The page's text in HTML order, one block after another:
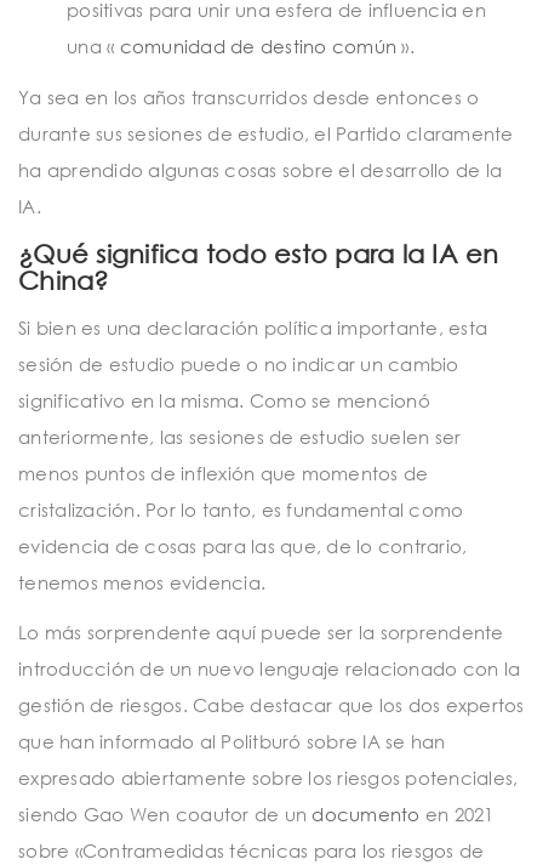
positivas para unir una esfera de influencia en
una « comunidad de destino común».
Ya sea en los años transcurridos desde entonces o
durante sus sesiones de estudio, el Partido claramente
ha aprendido algunas cosas sobre el desarrollo de la
IA.
¿Qué significa todo esto para la IA en
China?
Si bien es una declaración política importante, esta
sesión de estudio puede o no indicar un cambio
significativo en la misma. Como se mencionó
anteriormente, las sesiones de estudio suelen ser
menos puntos de inflexión que momentos de
cristalización. Por lo tanto, es fundamental como
evidencia de cosas para las que, de lo contrario,
tenemos menos evidencia.
Lo más sorprendente aquí puede ser la sorprendente
introducción de un nuevo lenguaje relacionado con la
gestión de riesgos. Cabe destacar que los dos expertos
que han informado al Politburó sobre IA se han
expresado abiertamente sobre los riesgos potenciales,
siendo Gao Wen coautor de undocumento en 2021
sobre «Contramedidas técnicas para los riesgos de